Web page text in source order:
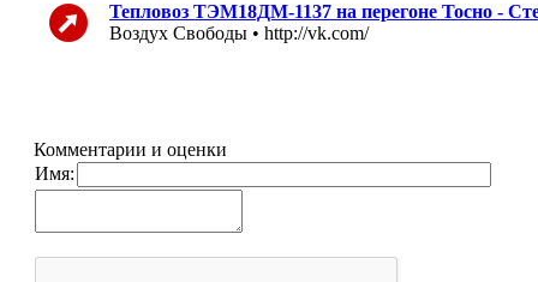
Тепловоз ТЭМ18ДМ-1137 на перегоне Тосно -
Воздух Свободы • http://vk.com/
Комментарии и оценки
Имя: